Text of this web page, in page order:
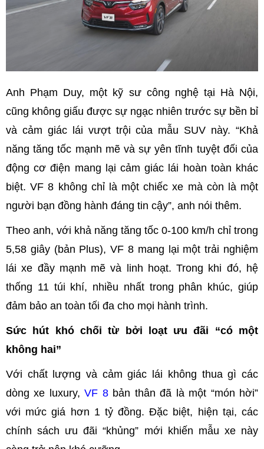
Anh Phạm Duy, một kỹ sư công nghệ tại Hà Nội,
cũng không giấu được sự ngạc nhiên trước sự bền bỉ
và cảm giác lái vượt trội của mẫu SUV này. “Khả
năng tăng tốc mạnh mẽ và sự yên tĩnh tuyệt đối của
động cơ điện mang lại cảm giác lái hoàn toàn khác
biệt. VF 8 không chỉ là một chiếc xe mà còn là một
người bạn đồng hành đáng tin cậy”, anh nói thêm.
Theo anh, với khả năng tăng tốc 0-100 km/h chỉ trong
5,58 giây (bản Plus), VF 8 mang lại một trải nghiệm
lái xe đầy mạnh mẽ và linh hoạt. Trong khi đó, hệ
thống 11 túi khí, nhiều nhất trong phân khúc, giúp
đảm bảo an toàn tối đa cho mọi hành trình.
Sức hút khó chối từ bởi loạt ưu đãi “có một
không hai”
Với chất lượng và cảm giác lái không thua gì các
dòng xe luxury,VF 8bản thân đã là một “món hời”
với mức giá hơn 1 tỷ đồng. Đặc biệt, hiện tại, các
chính sách ưu đãi “khủng” mới khiến mẫu xe này